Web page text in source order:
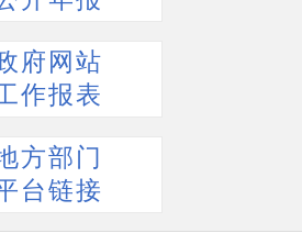
府网站
作报表
方部门
台链接